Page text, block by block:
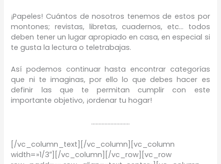
¡Papeles! Cuántos de nosotros tenemos de estos por
montones; revistas, libretas, cuadernos, etc… todos
deben tener un lugar apropiado en casa, en especial si
te gusta la lectura o teletrabajas.
Así podemos continuar hasta encontrar categorías
que ni te imaginas, por ello lo que debes hacer es
definir las que te permitan cumplir con este
importante objetivo, ¡ordenar tu hogar!
……………………..
[/vc_column_text][/vc_column][vc_column
width=»1/3″][/vc_column][/vc_row][vc_row